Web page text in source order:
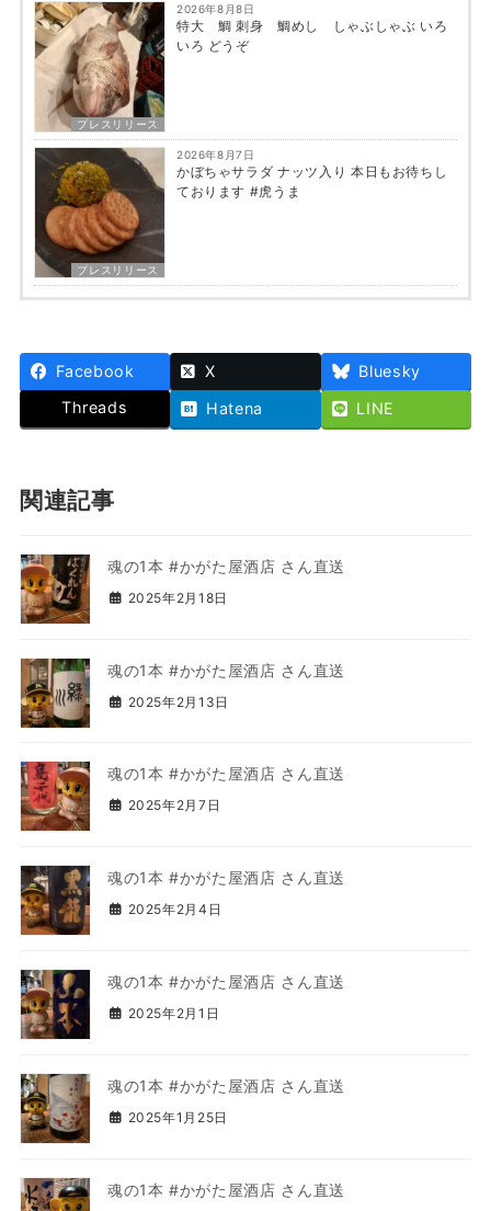
プレスリリース
2026年8月8日
特大 鯛 刺身 鯛めし しゃぶしゃぶ いろ
いろ どうぞ
プレスリリース
2026年8月7日
かぼちゃサラダ ナッツ入り 本日もお待ちし
ております #虎うま
Facebook X
Bluesky
Threads
Hatena LINE
関連記事
魂の1本 #かがた屋酒店 さん直送
2025年2月18日
魂の1本 #かがた屋酒店 さん直送
2025年2月13日
魂の1本 #かがた屋酒店 さん直送
2025年2月7日
魂の1本 #かがた屋酒店 さん直送
2025年2月4日
魂の1本 #かがた屋酒店 さん直送
2025年2月1日
魂の1本 #かがた屋酒店 さん直送
2025年1月25日
魂の1本 #かがた屋酒店 さん直送